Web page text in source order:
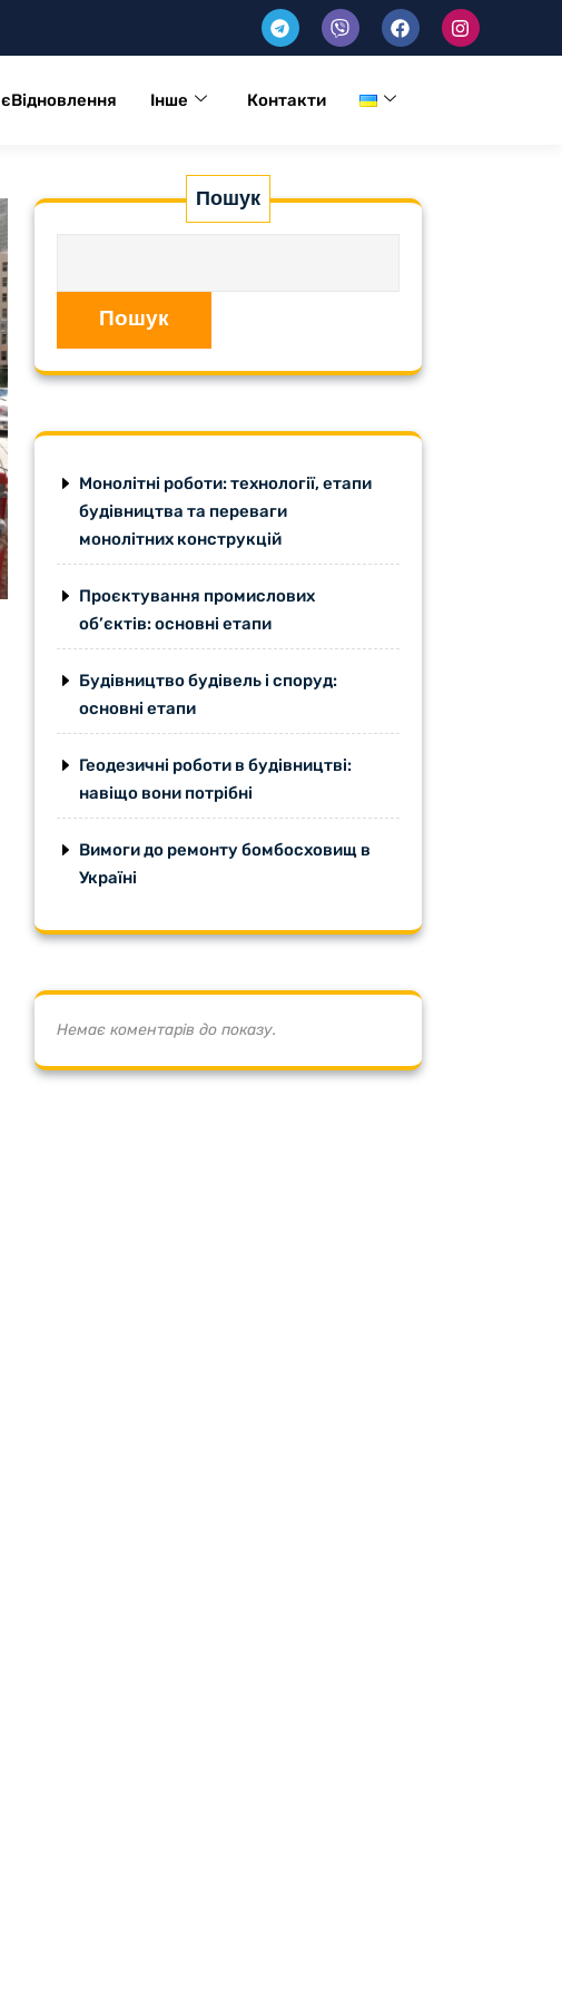
єВідновлення Інше Контакти
Пошук
Пошук
Монолітні роботи: технології, етапи
будівництва та переваги
монолітних конструкцій
Проєктування промислових
об’єктів: основні етапи
Будівництво будівель і споруд:
основні етапи
Геодезичні роботи в будівництві:
навіщо вони потрібні
Вимоги до ремонту бомбосховищ в
Україні
Немає коментарів до показу.